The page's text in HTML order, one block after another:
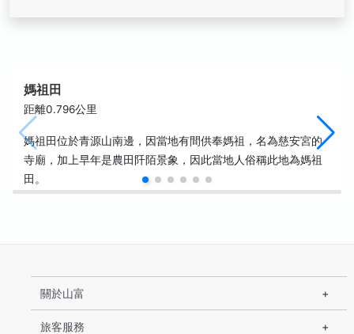
媽祖田
距離0.796公里
媽祖田位於青源山南邊，因當地有間供奉媽祖，名為慈安宮的
寺廟，加上早年是農田阡陌景象，因此當地人俗稱此地為媽祖
田。
關於山富
旅客服務